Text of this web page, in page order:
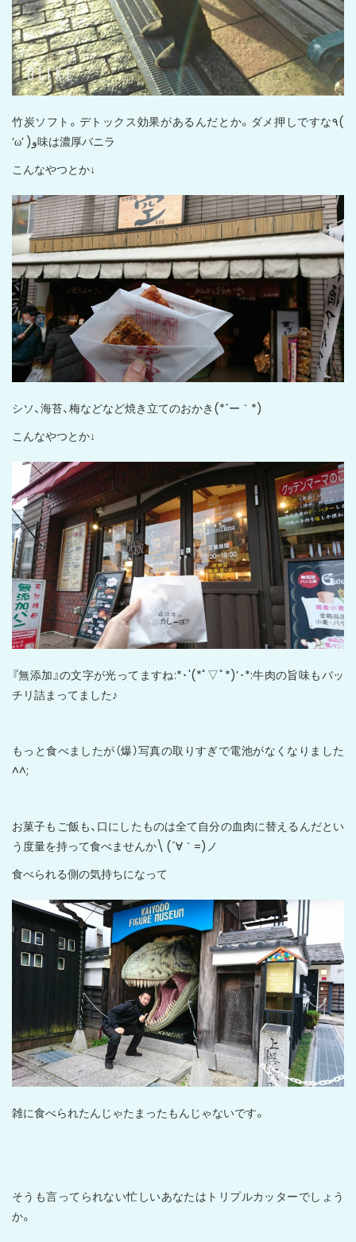
竹炭ソフト。デトックス効果があるんだとか。ダメ押しですな٩(
‘ω’ )و味は濃厚バニラ
こんなやつとか↓
シソ、海苔、梅などなど焼き立てのおかき(*´ー｀*)
こんなやつとか↓
『無添加』の文字が光ってますね:*･'(*ﾟ▽ﾟ*)’･*:牛肉の旨味もバッ
チリ詰まってました♪
もっと食べましたが（爆）写真の取りすぎで電池がなくなりました
^^;
お菓子もご飯も、口にしたものは全て自分の血肉に替えるんだとい
う度量を持って食べませんか\ (´∀｀=)ノ
食べられる側の気持ちになって
雑に食べられたんじゃたまったもんじゃないです。
そうも言ってられない忙しいあなたはトリプルカッターでしょう
か。